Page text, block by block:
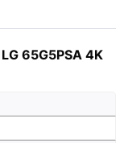
65G5PSA 4K